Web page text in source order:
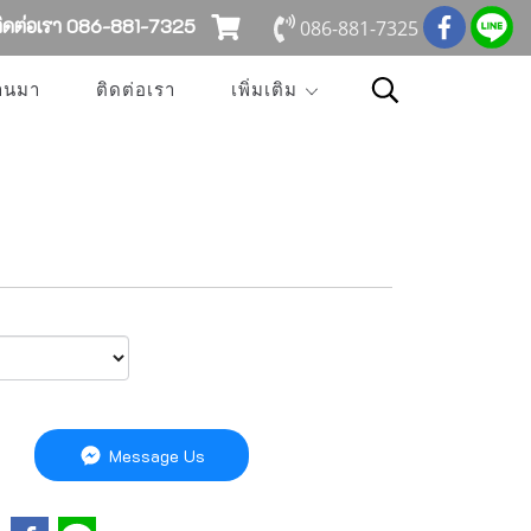
อเรา 086-881-7325 086-881-7325
มา ติดต่อเรา เพิ่มเติม
Message Us